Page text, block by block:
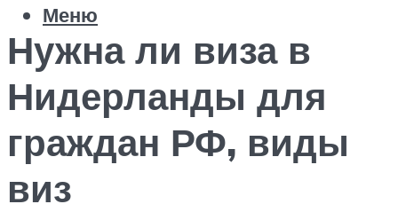
Меню
Нужна ли виза в
Нидерланды для
граждан РФ, виды
виз